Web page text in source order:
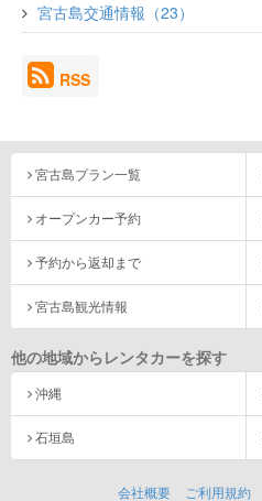
宮古島交通情報（23）
RSS
宮古島プラン一覧
オープンカー予約
予約から返却まで
宮古島観光情報
他の地域からレンタカーを探す
沖縄
石垣島
会社概要 ご利用規約